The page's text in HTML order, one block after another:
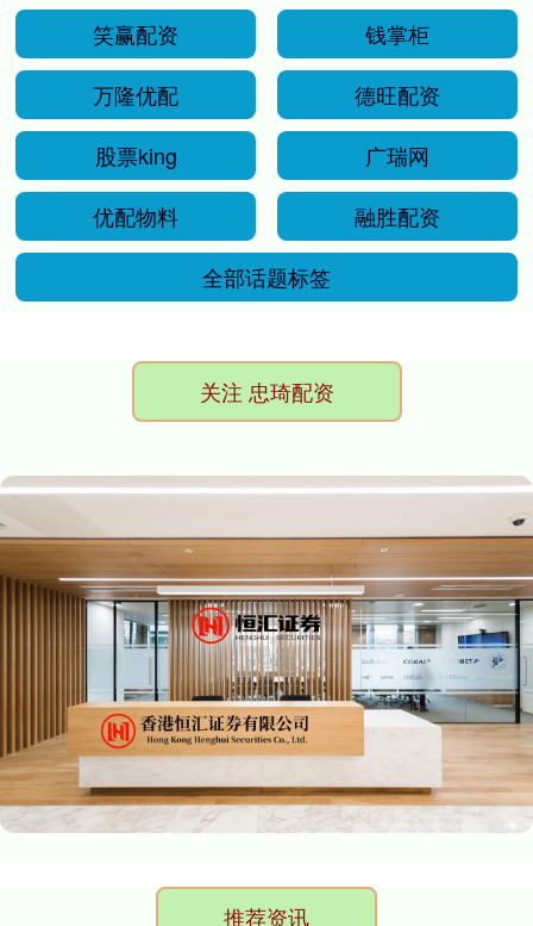
笑赢配资
钱掌柜
万隆优配
德旺配资
股票king
广瑞网
优配物料
融胜配资
全部话题标签
关注 忠琦配资
推荐资讯